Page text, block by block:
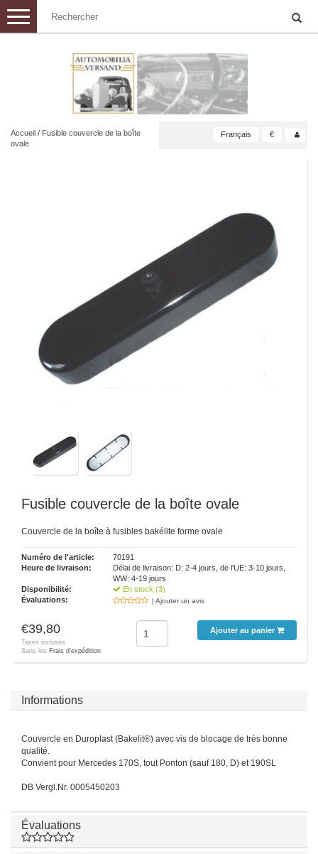
Toggle
navigation
Accueil / Fusible couvercle de la boîte
ovale
Français €
Fusible couvercle de la boîte ovale
Couvercle de la boîte à fusibles bakélite forme ovale
Numéro de l'article:
70191
Heure de livraison:
Délai de livraison: D: 2-4 jours, de l'UE: 3-10 jours,
WW: 4-19 jours
Disponibilité:
En stock (3)
Évaluations:
| Ajouter un avis
€39,80
Taxes incluses
Sans les Frais d'expédition
Ajouter au panier
Informations
Couvercle en Duroplast (Bakelit®) avec vis de blocage de très bonne
qualité.
Convient pour Mercedes 170S, tout Ponton (sauf 180, D) et 190SL
DB Vergl.Nr. 0005450203
Évaluations